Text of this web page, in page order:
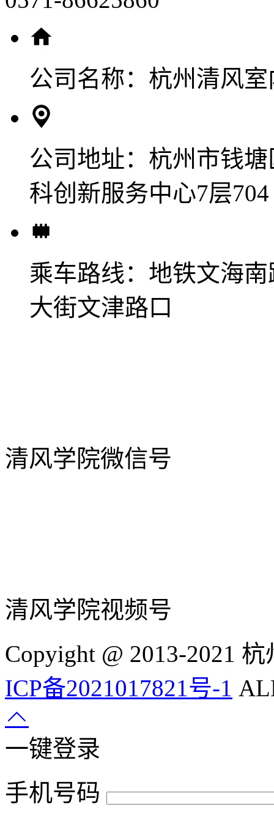
公司名称： 杭州清风
公司地址： 杭州市钱
科创新服务中心7层704
乘车路线： 地铁文海
大街文津路口
清风学院微信号
清风学院视频号
Copyight @ 2013-2021
ICP备2021017821号-1
一键登录
手机号码